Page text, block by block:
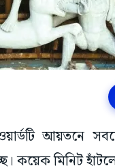
আয়তনে
কয়েক মিনিট